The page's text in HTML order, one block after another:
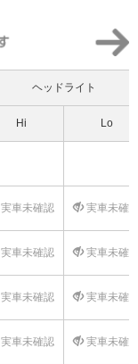
ヘッドライト
Hi Lo
実車未確認 実車未確
実車未確認 実車未確
実車未確認 実車未確
実車未確認 実車未確